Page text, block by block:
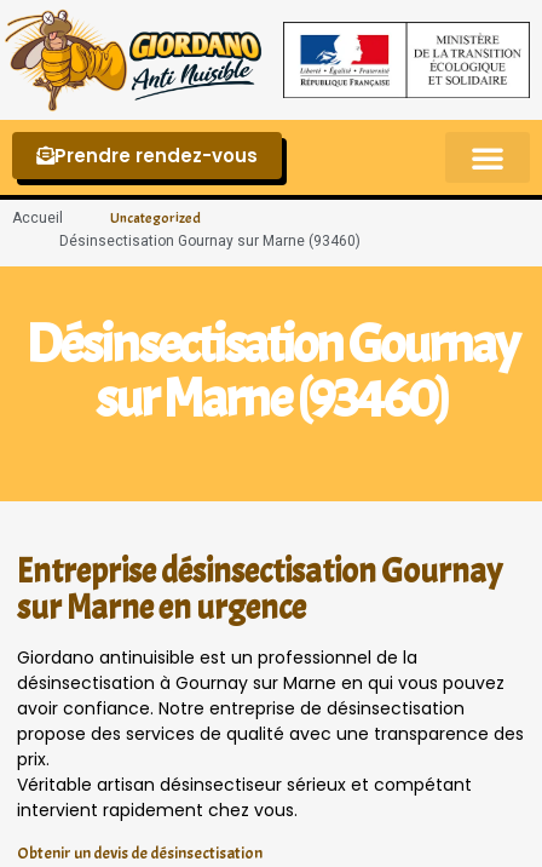
Prendre rendez-vous
Accueil Uncategorized
Désinsectisation Gournay sur Marne (93460)
Désinsectisation Gournay
sur Marne (93460)
Entreprise désinsectisation Gournay
sur Marne en urgence
Giordano antinuisible est un professionnel de la
désinsectisation à Gournay sur Marne en qui vous pouvez
avoir confiance. Notre entreprise de désinsectisation
propose des services de qualité avec une transparence des
prix.
Véritable artisan désinsectiseur sérieux et compétant
intervient rapidement chez vous.
Obtenir un devis de désinsectisation